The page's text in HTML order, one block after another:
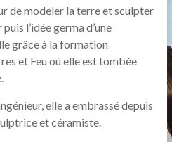
de modeler la terre et sculpter
l’idée germa d’une
grâce à la formation
et Feu où elle est tombée
elle a embrassé depuis
et céramiste.